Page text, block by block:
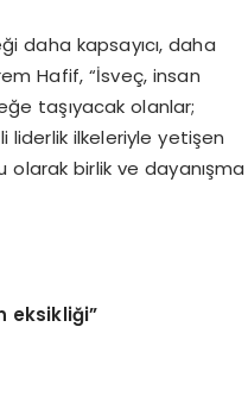
daha kapsayıcı, daha
Hafif, “İsveç, insan
taşıyacak olanlar;
ilkeleriyle yetişen
olarak birlik ve dayanışma
eksikliği”